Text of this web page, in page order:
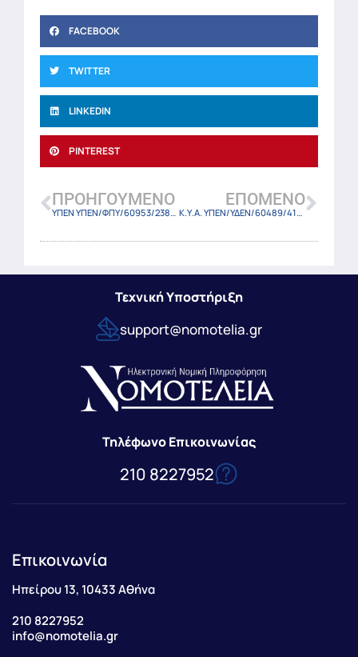
FACEBOOK
TWITTER
LINKEDIN
PINTEREST
ΠΡΟΗΓΟΎΜΕΝΟ
ΥΠΕΝ ΥΠΕΝ/ΦΠΥ/60953/2381/29-5-26
ΕΠΌΜΕΝΟ
Κ.Υ.Α. ΥΠΕΝ/ΥΔΕΝ/60489/410/26 (ΦΕΚ 3049 Β/29-05-2026)
Τεχνική Υποστήριξη
support@nomotelia.gr
Τηλέφωνο Επικοινωνίας
210 8227952
Επικοινωνία
Ηπείρου 13, 10433 Αθήνα
210 8227952
info@nomotelia.gr